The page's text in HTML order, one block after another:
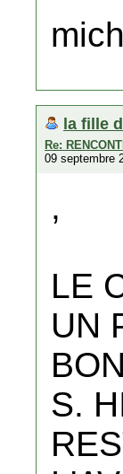
la fille
Re:
09 septembre
,
LE
UN
S.